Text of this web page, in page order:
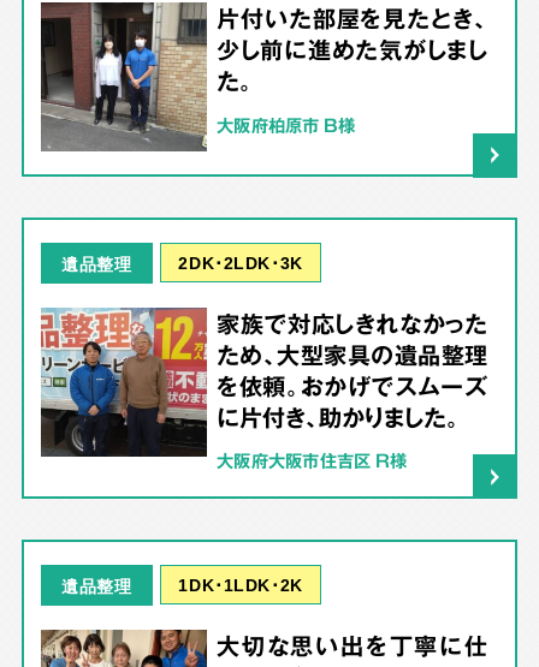
片付いた部屋を見たとき、
少し前に進めた気がしまし
た。
大阪府柏原市 B様
遺品整理 2DK･2LDK･3K
家族で対応しきれなかった
ため、大型家具の遺品整理
を依頼。おかげでスムーズ
に片付き、助かりました。
大阪府大阪市住吉区 R様
遺品整理 1DK･1LDK･2K
大切な思い出を丁寧に仕